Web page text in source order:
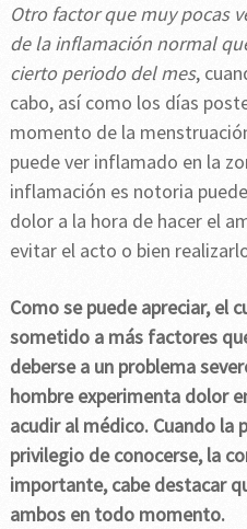
Otro factor que muy pocas
de la inflamación normal
cierto periodo del mes,
cabo, así como los días
momento de la
puede ver inflamado en la
inflamación es notoria
dolor a la hora de hacer el
evitar el acto o bien
Como se puede apreciar, el
sometido a más factores
deberse a un problema
hombre experimenta dolor
acudir al médico. Cuando la
privilegio de conocerse, la
importante, cabe destacar
ambos en todo momento.